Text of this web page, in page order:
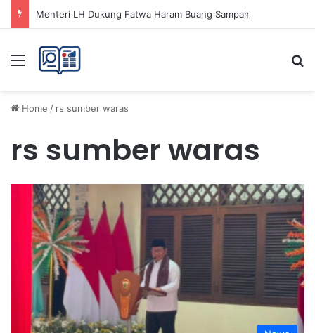
Menu
Home / rs sumber waras
rs sumber waras